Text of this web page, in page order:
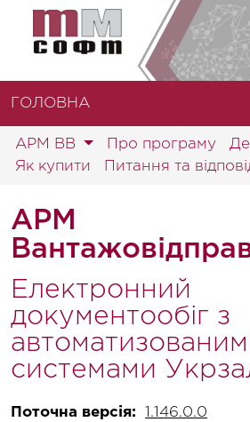
ГОЛОВНА
АРМ ВВ Про програму
Як купити
Питання та
АРМ
Електронний
документообіг з
системами
Поточна версія:
1.146.0.0